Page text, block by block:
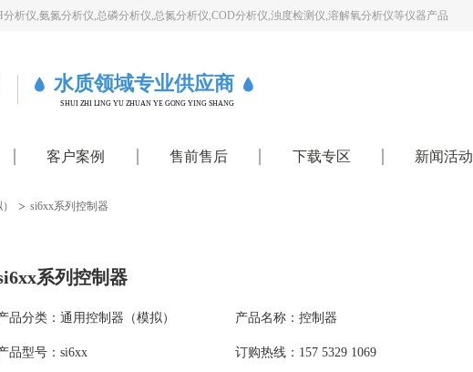
析仪,氨氮分析仪,总磷分析仪,总氮分析仪,COD分析仪,浊度检测仪,溶解氧分析仪等仪器产品
水质领域专业供应商
SHUI ZHI LING YU ZHUAN YE GONG YING SHANG
客户案例 售前售后 下载专区 新闻活动
> si6xx系列控制器
系列控制器
品分类：通用控制器（模拟） 产品名称：控制器
品型号：si6xx 订购热线：157 5329 1069